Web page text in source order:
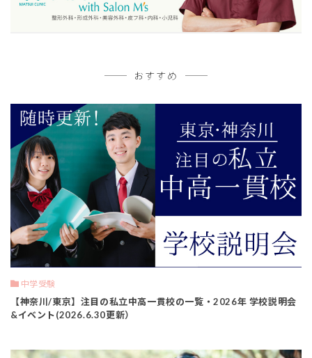
おすすめ
中学受験
【神奈川/東京】注目の私立中高一貫校の一覧・2026年 学校説明会
&イベント(2026.6.30更新）